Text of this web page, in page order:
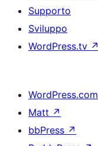
Supporto
Sviluppo
WordPress.tv ↗
WordPress.com
Matt ↗
bbPress ↗